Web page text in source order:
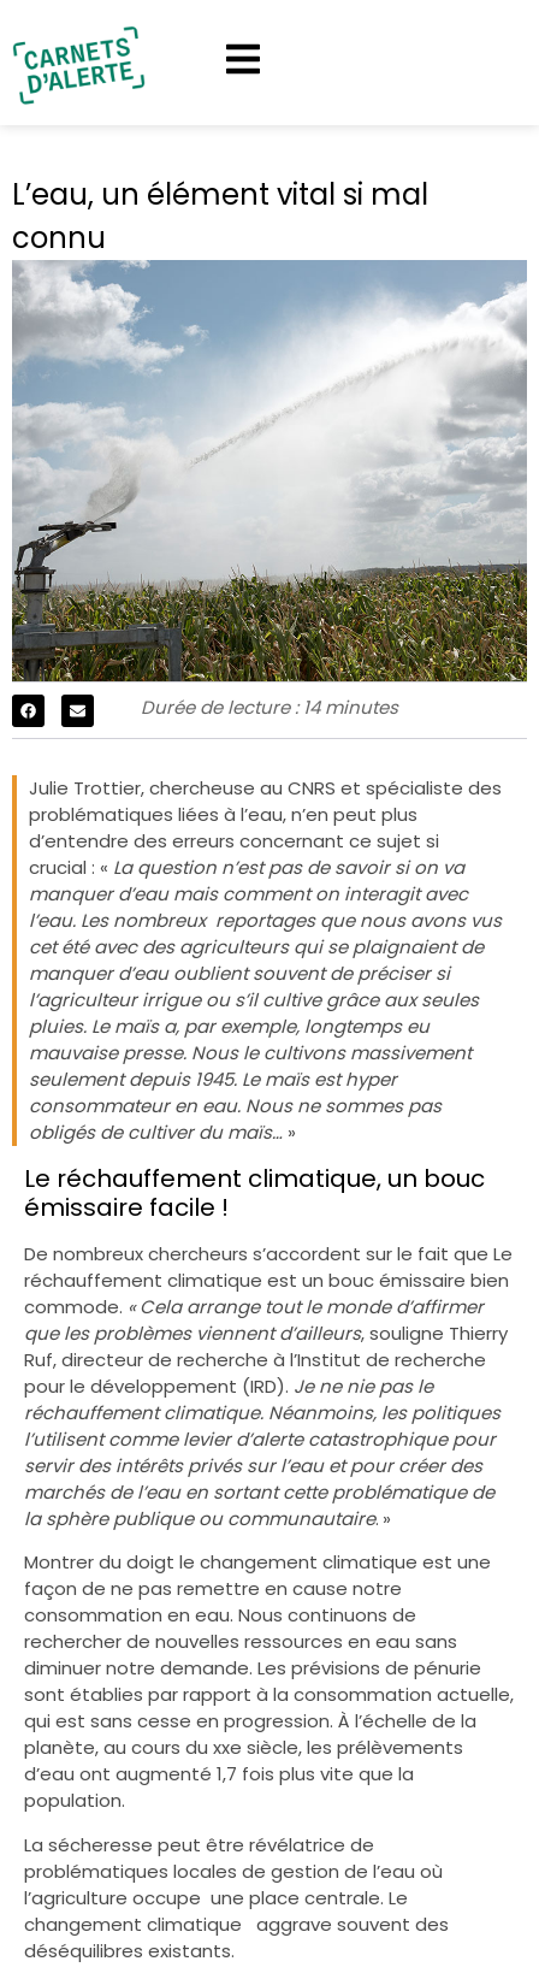
L’eau, un élément vital si mal
connu
Durée de lecture : 14 minutes
Julie Trottier, chercheuse au CNRS et spécialiste des
problématiques liées à l’eau, n’en peut plus
d’entendre des erreurs concernant ce sujet si
crucial : « La question n’est pas de savoir si on va
manquer d’eau mais comment on interagit avec
l’eau. Les nombreux reportages que nous avons vus
cet été avec des agriculteurs qui se plaignaient de
manquer d’eau oublient souvent de préciser si
l’agriculteur irrigue ou s’il cultive grâce aux seules
pluies. Le maïs a, par exemple, longtemps eu
mauvaise presse. Nous le cultivons massivement
seulement depuis 1945. Le maïs est hyper
consommateur en eau. Nous ne sommes pas
obligés de cultiver du maïs… »
Le réchauffement climatique, un bouc
émissaire facile !
De nombreux chercheurs s’accordent sur le fait que Le
réchauffement climatique est un bouc émissaire bien
commode. « Cela arrange tout le monde d’affirmer
que les problèmes viennent d’ailleurs, souligne Thierry
Ruf, directeur de recherche à l’Institut de recherche
pour le développement (IRD). Je ne nie pas le
réchauffement climatique. Néanmoins, les politiques
l’utilisent comme levier d’alerte catastrophique pour
servir des intérêts privés sur l’eau et pour créer des
marchés de l’eau en sortant cette problématique de
la sphère publique ou communautaire. »
Montrer du doigt le changement climatique est une
façon de ne pas remettre en cause notre
consommation en eau. Nous continuons de
rechercher de nouvelles ressources en eau sans
diminuer notre demande. Les prévisions de pénurie
sont établies par rapport à la consommation actuelle,
qui est sans cesse en progression. À l’échelle de la
planète, au cours du xxe siècle, les prélèvements
d’eau ont augmenté 1,7 fois plus vite que la
population.
La sécheresse peut être révélatrice de
problématiques locales de gestion de l’eau où
l’agriculture occupe une place centrale. Le
changement climatique aggrave souvent des
déséquilibres existants.